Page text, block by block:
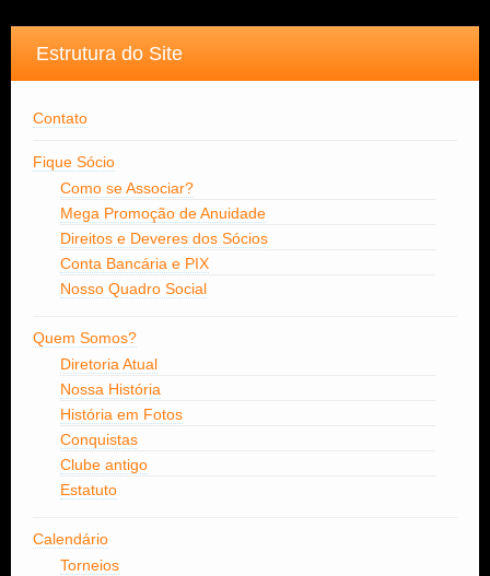
Estrutura do Site
Contato
Fique Sócio
Como se Associar?
Mega Promoção de Anuidade
Direitos e Deveres dos Sócios
Conta Bancária e PIX
Nosso Quadro Social
Quem Somos?
Diretoria Atual
Nossa História
História em Fotos
Conquistas
Clube antigo
Estatuto
Calendário
Torneios